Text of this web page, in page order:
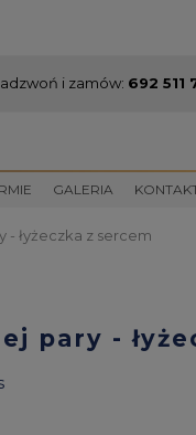
i zamów: 692 511
GALERIA
- łyżeczka z sercem
pary -